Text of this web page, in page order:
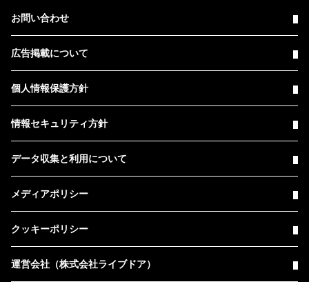
お問い合わせ
広告掲載について
個人情報保護方針
情報セキュリティ方針
データ収集と利用について
メディアポリシー
クッキーポリシー
運営会社（株式会社ライブドア）